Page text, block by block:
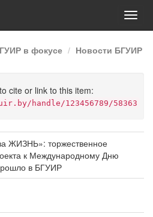
в фокусе Новости БГУИР
cite or link to this item:
handle/123456789/58363
ЖИЗНЬ»: торжественное
к Международному Дню
в БГУИР